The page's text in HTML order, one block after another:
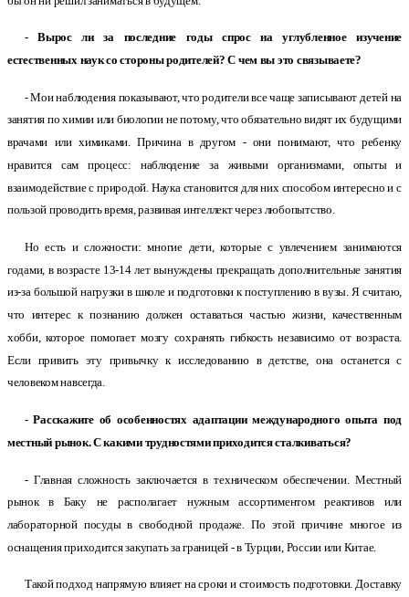
- Вырос ли за последние годы спрос на углубленное изучение
естественных наук со стороны родителей? С чем вы это связываете?
- Мои наблюдения показывают, что родители все чаще записывают детей на
занятия по химии или биологии не потому, что обязательно видят их будущими
врачами или химиками. Причина в другом - они понимают, что ребенку
нравится сам процесс: наблюдение за живыми организмами, опыты и
взаимодействие с природой. Наука становится для них способом интересно и с
пользой проводить время, развивая интеллект через любопытство.
Но есть и сложности: многие дети, которые с увлечением занимаются
годами, в возрасте 13-14 лет вынуждены прекращать дополнительные занятия
из-за большой нагрузки в школе и подготовки к поступлению в вузы. Я считаю,
что интерес к познанию должен оставаться частью жизни, качественным
хобби, которое помогает мозгу сохранять гибкость независимо от возраста.
Если привить эту привычку к исследованию в детстве, она останется с
человеком навсегда.
- Расскажите об особенностях адаптации международного опыта под
местный рынок. С какими трудностями приходится сталкиваться?
- Главная сложность заключается в техническом обеспечении. Местный
рынок в Баку не располагает нужным ассортиментом реактивов или
лабораторной посуды в свободной продаже. По этой причине многое из
оснащения приходится закупать за границей - в Турции, России или Китае.
Такой подход напрямую влияет на сроки и стоимость подготовки. Доставку